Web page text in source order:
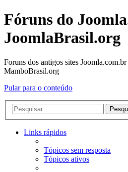
Fóruns do
JoomlaBrasil.org
Foruns dos antigos sites
MamboBrasil.org
Pular para o conteúdo
Links rápidos
Tópicos sem resposta
Tópicos ativos